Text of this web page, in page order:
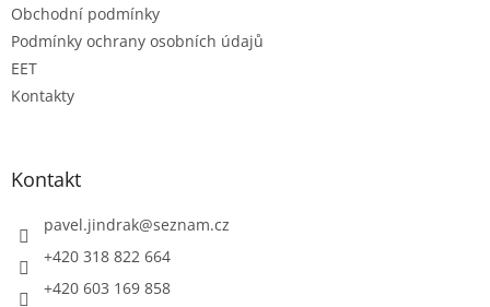
i
Obchodní podmínky
Podmínky ochrany osobních údajů
EET
Kontakty
Kontakt
pavel.jindrak@seznam.cz
+420 318 822 664
+420 603 169 858